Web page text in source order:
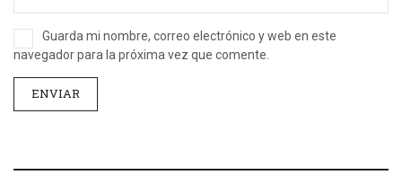
Guarda mi nombre, correo electrónico y web en este
navegador para la próxima vez que comente.